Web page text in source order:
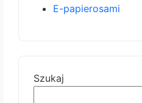
E-papierosami
Szukaj